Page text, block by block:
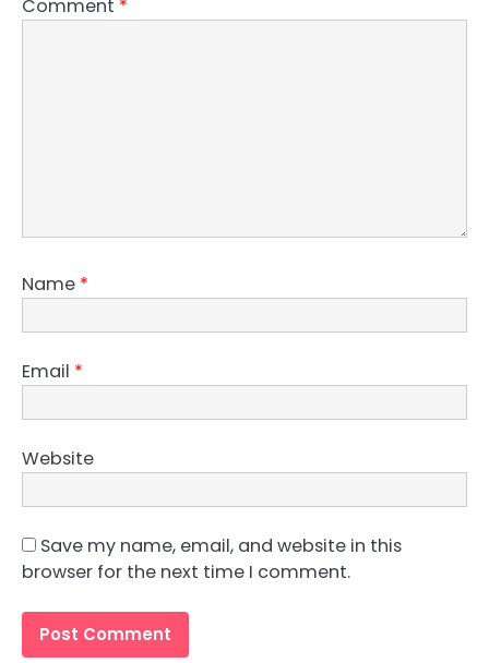
Comment *
Name *
Email *
Website
Save my name, email, and website in this
browser for the next time I comment.